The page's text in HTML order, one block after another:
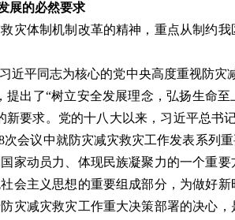
展的必然要求
体制机制改革的精神，重点从制约我
平同志为核心的党中央高度重视防灾
出了“树立安全发展理念，弘扬生命
要求。党的十八大以来，习近平总书
会议中就防灾减灾救灾工作发表系列
家动员力、体现民族凝聚力的一个重
会主义思想的重要组成部分，为做好
灾减灾救灾工作重大决策部署的决心